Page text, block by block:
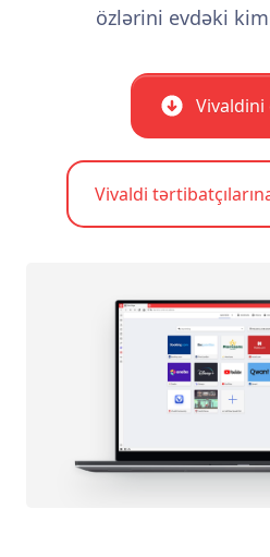
özlərini evdəki
Vivaldi